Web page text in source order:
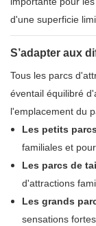
d'une superficie
S’adapter aux
Tous les parcs
éventail équilibré
l'emplacement du
Les petits parcs
familiales et
Les parcs de
d'attractions
Les grands
sensations